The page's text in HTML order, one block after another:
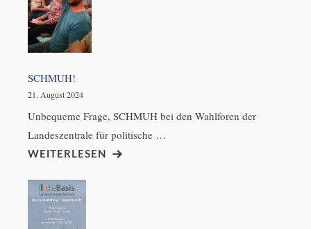
SCHMUH!
21. August 2024
Unbequeme Frage, SCHMUH bei den Wahlforen der
Landeszentrale für politische …
WEITERLESEN